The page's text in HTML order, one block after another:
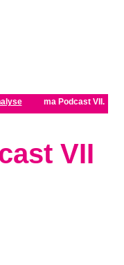
ma Podcast VII.
VII